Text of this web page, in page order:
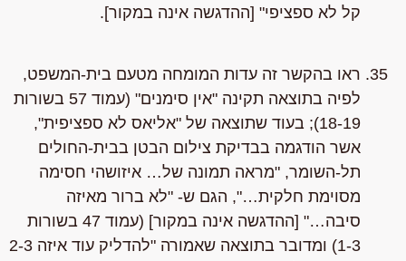
קל לא ספציפי" [ההדגשה אינה במקור].
ראו בהקשר זה עדות המומחה מטעם בית-המשפט,
לפיה בתוצאה תקינה "אין סימנים" (עמוד 57 בשורות
18-19); בעוד שתוצאה של "אליאס לא ספציפית",
אשר הודגמה בבדיקת צילום הבטן בבית-החולים
תל-השומר, "מראה תמונה של… איזושהי חסימה
מסוימת חלקית…", הגם ש- "לא ברור מאיזה
סיבה…" [ההדגשה אינה במקור] (עמוד 47 בשורות
1-3) ומדובר בתוצאה שאמורה "להדליק עוד איזה 2-3